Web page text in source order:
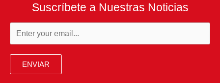
Suscríbete a Nuestras Noticias
ENVIAR